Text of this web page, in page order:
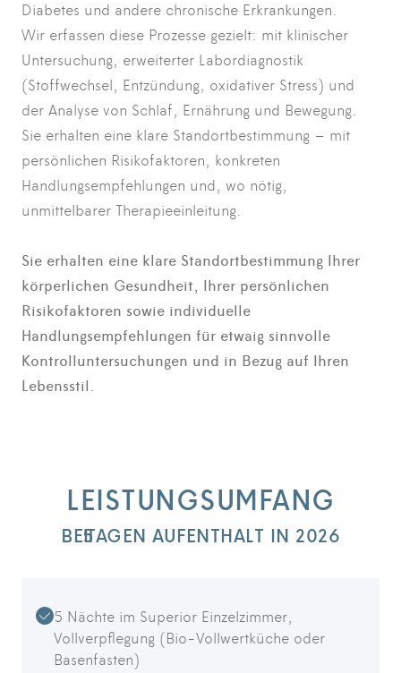
Diabetes und andere chronische Erkrankungen.
Wir erfassen diese Prozesse gezielt: mit klinischer
Untersuchung, erweiterter Labordiagnostik
(Stoffwechsel, Entzündung, oxidativer Stress) und
der Analyse von Schlaf, Ernährung und Bewegung.
Sie erhalten eine klare Standortbestimmung – mit
persönlichen Risikofaktoren, konkreten
Handlungsempfehlungen und, wo nötig,
unmittelbarer Therapieeinleitung.
Sie erhalten eine klare Standortbestimmung Ihrer
körperlichen Gesundheit, Ihrer persönlichen
Risikofaktoren sowie individuelle
Handlungsempfehlungen für etwaig sinnvolle
Kontrolluntersuchungen und in Bezug auf Ihren
Lebensstil.
LEISTUNGSUMFANG
BEI5TAGEN AUFENTHALT IN 2026
5 Nächte im Superior Einzelzimmer,
Vollverpflegung (Bio-Vollwertküche oder
Basenfasten)